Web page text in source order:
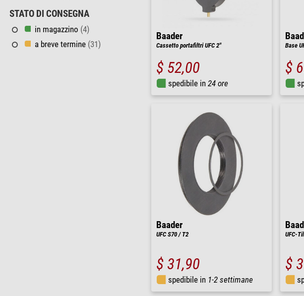
STATO DI CONSEGNA
in magazzino (4)
a breve termine (31)
Baader
Cassetto portafiltri UFC 2"
$ 52,00
spedibile in 24 ore
Base
$
Baader
UFC S70 / T2
$ 31,90
spedibile in 1-2 settimane
UFC-
$